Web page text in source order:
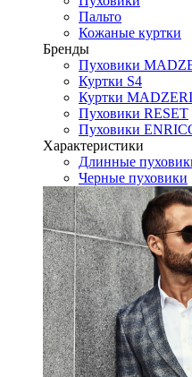
Пальто
Кожаные куртки
Бренды
Пуховики
Куртки S4
Куртки
Пуховики RESET
Пуховики
Характеристики
Длинные
Черные пуховики